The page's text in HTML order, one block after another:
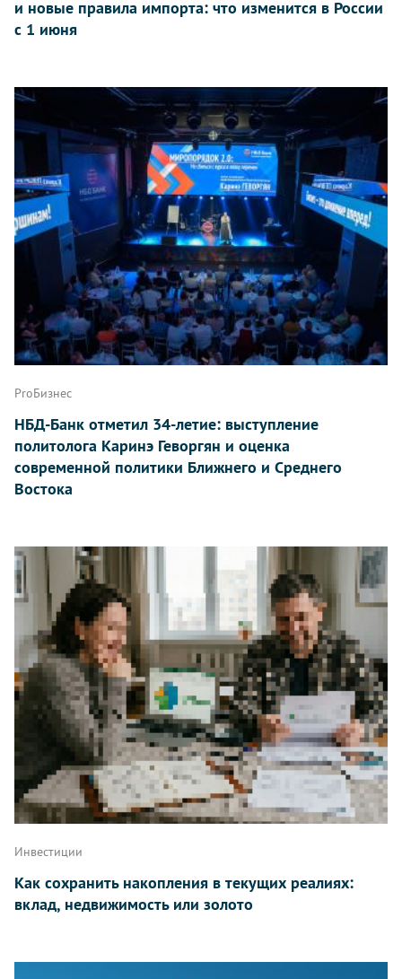
и новые правила импорта: что изменится в России
с 1 июня
ProБизнес
НБД-Банк отметил 34-летие: выступление
политолога Каринэ Геворгян и оценка
современной политики Ближнего и Среднего
Востока
Инвестиции
Как сохранить накопления в текущих реалиях:
вклад, недвижимость или золото